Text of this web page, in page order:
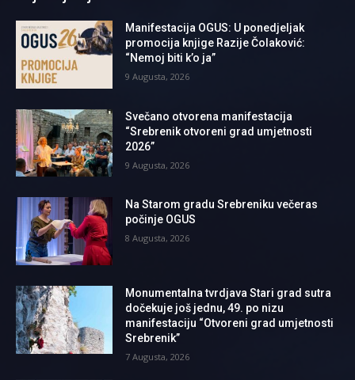
Manifestacija OGUS: U ponedjeljak
promocija knjige Razije Čolaković:
“Nemoj biti k’o ja”
9 Augusta, 2026
Svečano otvorena manifestacija
“Srebrenik otvoreni grad umjetnosti
2026”
9 Augusta, 2026
Na Starom gradu Srebreniku večeras
počinje OGUS
8 Augusta, 2026
Monumentalna tvrdjava Stari grad sutra
dočekuje još jednu, 49. po nizu
manifestaciju “Otvoreni grad umjetnosti
Srebrenik”
7 Augusta, 2026